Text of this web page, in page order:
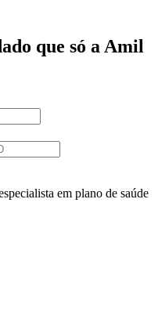
que só a Amil
em plano de saúde